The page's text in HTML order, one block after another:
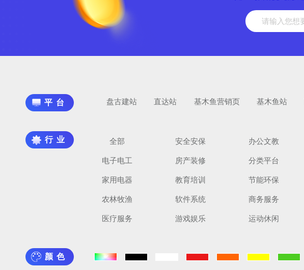
平台 盘古建站 直达站 基木鱼营销页 基木鱼站
行业 全部 安全安保 办公文教
电子电工
房产装修 分类平台
家用电器
教育培训 节能环保
农林牧渔
软件系统 商务服务
医疗服务
游戏娱乐 运动休闲
颜色